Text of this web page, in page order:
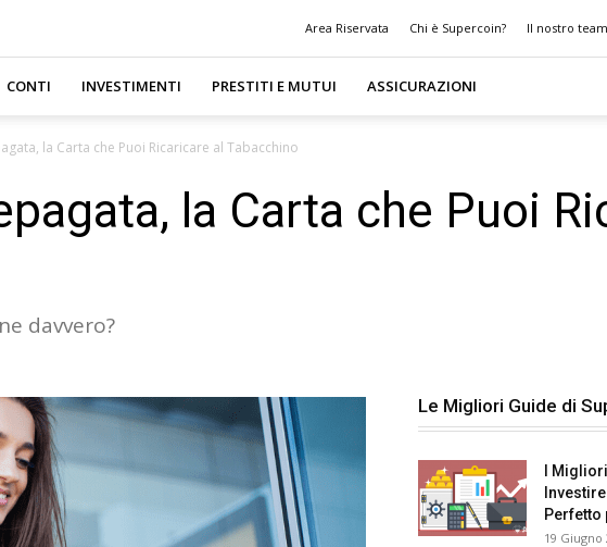
Area Riservata Chi è Supercoin? Il nostro team
CONTI INVESTIMENTI PRESTITI E MUTUI ASSICURAZIONI
la Carta che Puoi Ricaricare al Tabacchino
la Carta che Puoi
davvero?
Le Migliori Guide di
I
Perfetto
19 Giugno